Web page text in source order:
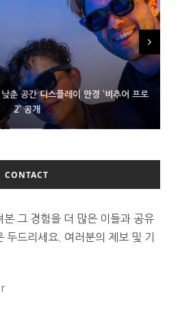
춘 공간 디스플레이 안경 ‘비추어 프로
2’ 공개
아이폰18 프로세서 패키징 대기 중
지형 스피커 준비하는 오픈AI
CONTACT
본 그 경험을 더 많은 이들과 공유
두드리세요. 여러분의 제보 및 기